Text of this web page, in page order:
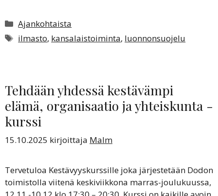
Kategoriat
Ajankohtaista
Avainsanat
ilmasto, kansalaistoiminta, luonnonsuojelu
Tehdään yhdessä kestävämpi
elämä, organisaatio ja yhteiskunta -
kurssi
15.10.2025 kirjoittaja Malm
Tervetuloa Kestävyyskurssille joka järjestetään Dodon
toimistolla viitenä keskiviikkona marras-joulukuussa,